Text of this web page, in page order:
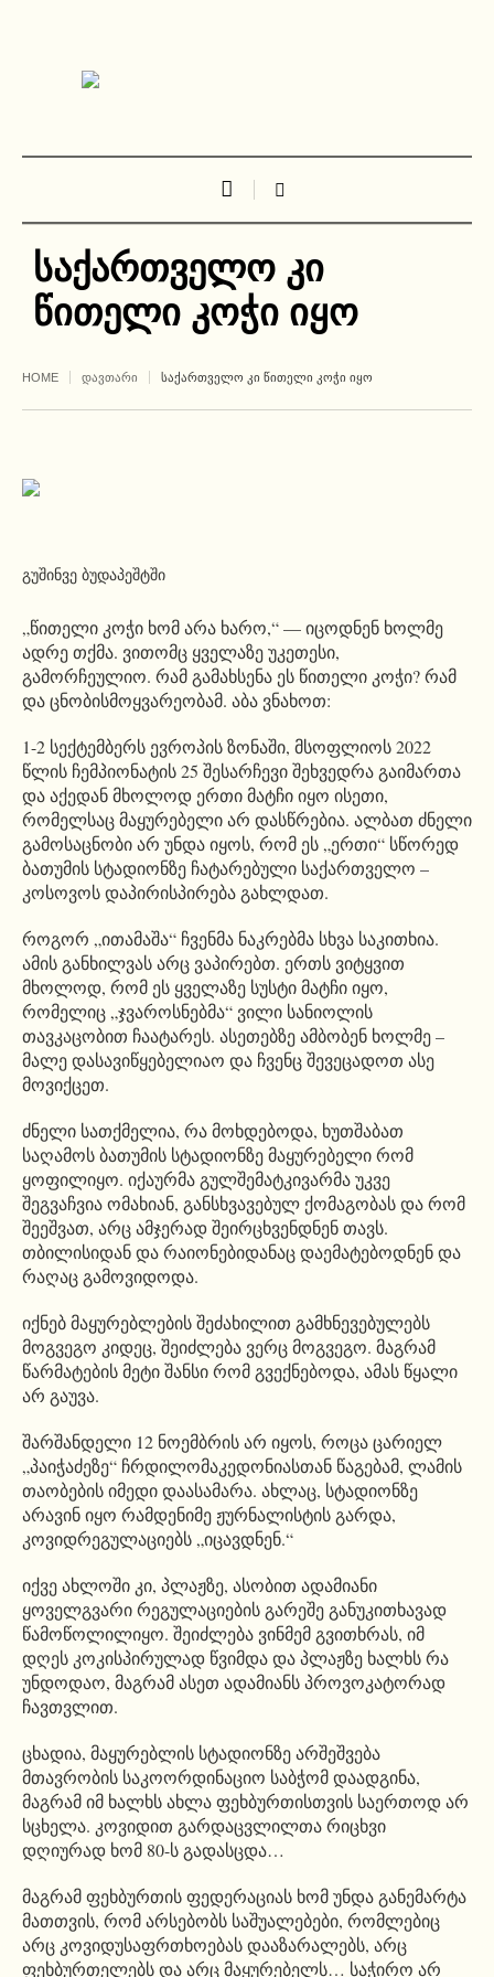
საქართველო კი
წითელი კოჭი იყო
HOME ᲓᲐᲕᲗᲐᲠᲘ ᲡᲐᲥᲐᲠᲗᲕᲔᲚᲝ ᲙᲘ ᲬᲘᲗᲔᲚᲘ ᲙᲝᲭᲘ ᲘᲧᲝ
გუშინვე ბუდაპეშტში
„წითელი კოჭი ხომ არა ხარო,“ — იცოდნენ ხოლმე
ადრე თქმა. ვითომც ყველაზე უკეთესი,
გამორჩეულიო. რამ გამახსენა ეს წითელი კოჭი? რამ
და ცნობისმოყვარეობამ. აბა ვნახოთ:
1-2 სექტემბერს ევროპის ზონაში, მსოფლიოს 2022
წლის ჩემპიონატის 25 შესარჩევი შეხვედრა გაიმართა
და აქედან მხოლოდ ერთი მატჩი იყო ისეთი,
რომელსაც მაყურებელი არ დასწრებია. ალბათ ძნელი
გამოსაცნობი არ უნდა იყოს, რომ ეს „ერთი“ სწორედ
ბათუმის სტადიონზე ჩატარებული საქართველო –
კოსოვოს დაპირისპირება გახლდათ.
როგორ „ითამაშა“ ჩვენმა ნაკრებმა სხვა საკითხია.
ამის განხილვას არც ვაპირებთ. ერთს ვიტყვით
მხოლოდ, რომ ეს ყველაზე სუსტი მატჩი იყო,
რომელიც „ჯვაროსნებმა“ ვილი სანიოლის
თავკაცობით ჩაატარეს. ასეთებზე ამბობენ ხოლმე –
მალე დასავიწყებელიაო და ჩვენც შევეცადოთ ასე
მოვიქცეთ.
ძნელი სათქმელია, რა მოხდებოდა, ხუთშაბათ
საღამოს ბათუმის სტადიონზე მაყურებელი რომ
ყოფილიყო. იქაურმა გულშემატკივარმა უკვე
შეგვაჩვია ომახიან, განსხვავებულ ქომაგობას და რომ
შეეშვათ, არც ამჯერად შეირცხვენდნენ თავს.
თბილისიდან და რაიონებიდანაც დაემატებოდნენ და
რაღაც გამოვიდოდა.
იქნებ მაყურებლების შეძახილით გამხნევებულებს
მოგვეგო კიდეც, შეიძლება ვერც მოგვეგო. მაგრამ
წარმატების მეტი შანსი რომ გვექნებოდა, ამას წყალი
არ გაუვა.
შარშანდელი 12 ნოემბრის არ იყოს, როცა ცარიელ
„პაიჭაძეზე“ ჩრდილომაკედონიასთან წაგებამ, ლამის
თაობების იმედი დაასამარა. ახლაც, სტადიონზე
არავინ იყო რამდენიმე ჟურნალისტის გარდა,
კოვიდრეგულაციებს „იცავდნენ.“
იქვე ახლოში კი, პლაჟზე, ასობით ადამიანი
ყოველგვარი რეგულაციების გარეშე განუკითხავად
წამოწოლილიყო. შეიძლება ვინმემ გვითხრას, იმ
დღეს კოკისპირულად წვიმდა და პლაჟზე ხალხს რა
უნდოდაო, მაგრამ ასეთ ადამიანს პროვოკატორად
ჩავთვლით.
ცხადია, მაყურებლის სტადიონზე არშეშვება
მთავრობის საკოორდინაციო საბჭომ დაადგინა,
მაგრამ იმ ხალხს ახლა ფეხბურთისთვის საერთოდ არ
სცხელა. კოვიდით გარდაცვლილთა რიცხვი
დღიურად ხომ 80-ს გადასცდა…
მაგრამ ფეხბურთის ფედერაციას ხომ უნდა განემარტა
მათთვის, რომ არსებობს საშუალებები, რომლებიც
არც კოვიდუსაფრთხოებას დააზარალებს, არც
ფეხბურთელებს და არც მაყურებელს… საჭირო არ